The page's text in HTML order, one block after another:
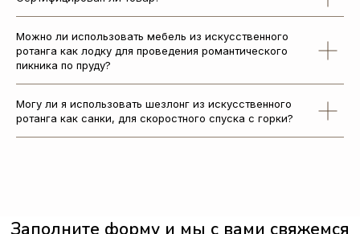
Можно ли использовать мебель из искусственного
ротанга как лодку для проведения романтического
пикника по пруду?
Могу ли я использовать шезлонг из искусственного
ротанга как санки, для скоростного спуска с горки?
Политика обработки персональных данных
Разработка сайта 2024-2026 ©Все права защищены